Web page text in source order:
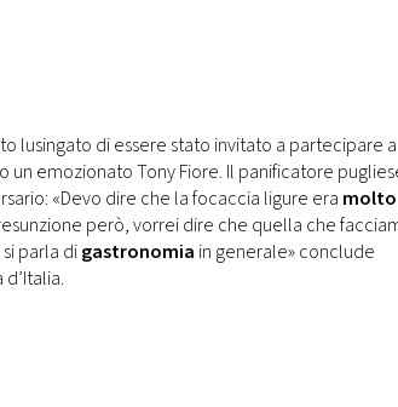
lusingato di essere stato invitato a partecipare a
emozionato Tony Fiore. Il panificatore
«Devo dire che la focaccia ligure era molto
però, vorrei dire che quella che
parla digastronomia in generale» conclude